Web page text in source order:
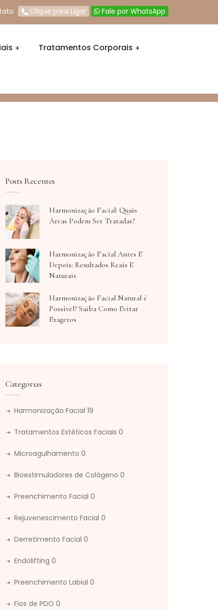
Clique para Ligar Fale por WhatsApp
Tratamentos Corporais
Posts Recentes
Harmonização Facial: Quais
Áreas Podem Ser Tratadas?
Harmonização Facial Antes E
Depois: Resultados Reais E
Naturais
Harmonização Facial Natural é
Possível? Saiba Como Evitar
Exageros
Categorias
Harmonização Facial 19
Tratamentos Estéticos Faciais 0
Microagulhamento 0
Bioestimuladores de Colágeno 0
Preenchimento Facial 0
Rejuvenescimento Facial 0
Derretimento Facial 0
Endolifting 0
Preenchimento Labial 0
Fios de PDO 0